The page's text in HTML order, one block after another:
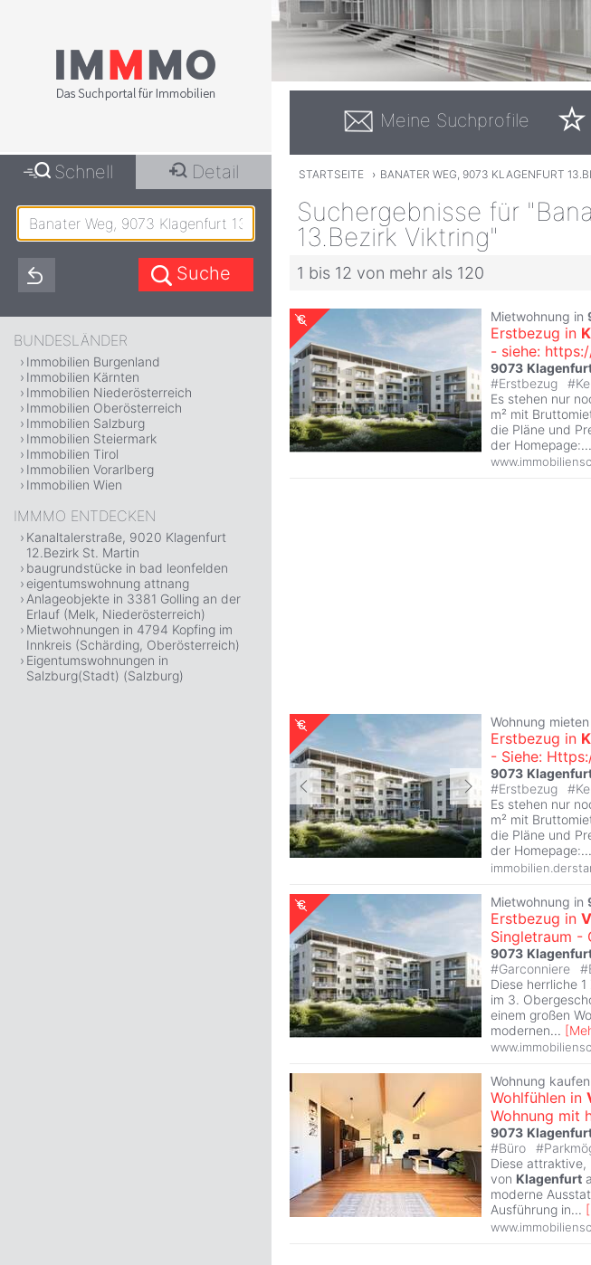
Meine Suchprofile
STARTSEITE › BANATER WEG, 9073 KLAGENFURT
Suchergebnisse für
13.Bezirk Viktring"
1 bis 12 von mehr als 120
Mietwohnung in
Erstbezug in
- siehe:
9073
#Erstbezug #
Es stehen nur
m² mit
die Pläne und
der Homepage:...
Wohnung mieten
Erstbezug in
- Siehe:
9073
#Erstbezug #
Es stehen nur
m² mit
die Pläne und
der Homepage:...
Mietwohnung in
Erstbezug in
Singletraum -
9073
#Garconniere #
Diese herrliche
im 3.
einem großen
modernen... [
Wohnung
Wohlfühlen in
Wohnung mit
9073
#Büro #
Diese attraktive,
von Klagenfurt
moderne
Ausführung in... [
Schnell Detail
BUNDESLÄNDER
Immobilien Burgenland
Immobilien Kärnten
Immobilien Niederösterreich
Immobilien Oberösterreich
Immobilien Salzburg
Immobilien Steiermark
Immobilien Tirol
Immobilien Vorarlberg
Immobilien Wien
IMMMO ENTDECKEN
Kanaltalerstraße, 9020 Klagenfurt
12.Bezirk St. Martin
baugrundstücke in bad leonfelden
eigentumswohnung attnang
Anlageobjekte in 3381 Golling an der
Erlauf (Melk, Niederösterreich)
Mietwohnungen in 4794 Kopfing im
Innkreis (Schärding, Oberösterreich)
Eigentumswohnungen in
Salzburg(Stadt) (Salzburg)